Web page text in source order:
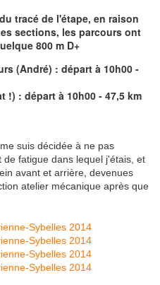
tracé de l'étape, en raison
sections, les parcours ont
800 m D+
(André) : départ à 10h00 -
!) : départ à 10h00 - 47,5 km
suis décidée à ne pas
fatigue dans lequel j'étais, et
avant et arrière, devenues
atelier mécanique après que